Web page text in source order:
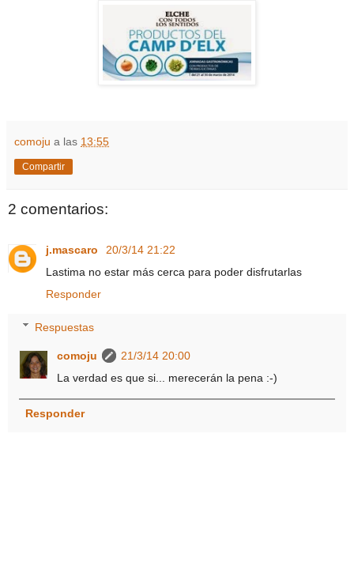
comoju a las 13:55
Compartir
2 comentarios:
j.mascaro
20/3/14 21:22
Lastima no estar más cerca para poder disfrutarlas
Responder
Respuestas
comoju
21/3/14 20:00
La verdad es que si... merecerán la pena :-)
Responder